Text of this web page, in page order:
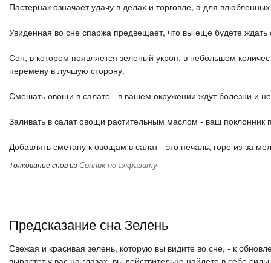
Пастернак означает удачу в делах и торговле, а для
Увиденная во сне спаржа предвещает, что вы еще будете ждать
Сон, в котором появляется зеленый укроп, в небольшом
перемену в лучшую сторону.
Смешать овощи в салате - в вашем окружении ждут болезни и
Заливать в салат овощи растительным маслом - ваш поклонник
Добавлять сметану к овощам в салат - это печаль, горе из-за
Толкование снов изСонник по алфавиту
Предсказание сна Зелень
Свежая и красивая зелень, которую вы видите во сне, - к
вырастет у вас на глазах, вы действительно найдете в себе